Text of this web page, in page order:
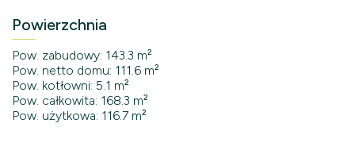
Powierzchnia
Pow. zabudowy: 143.3 m²
Pow. netto domu: 111.6 m²
Pow. kotłowni: 5.1 m²
Pow. całkowita: 168.3 m²
Pow. użytkowa: 116.7 m²